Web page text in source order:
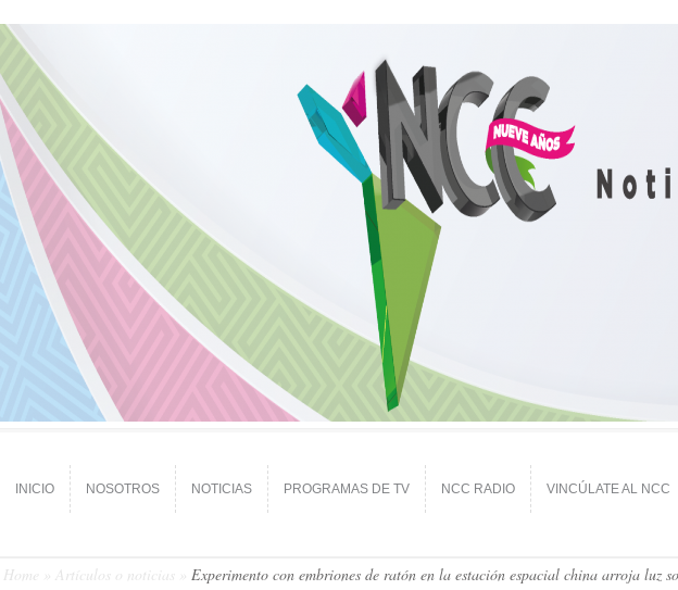
INICIO NOSOTROS NOTICIAS PROGRAMAS DE TV NCC RADIO VINCÚLATE AL NCC
Home Artículos o noticias Experimento con embriones de ratón en la estación espacial china arroja luz